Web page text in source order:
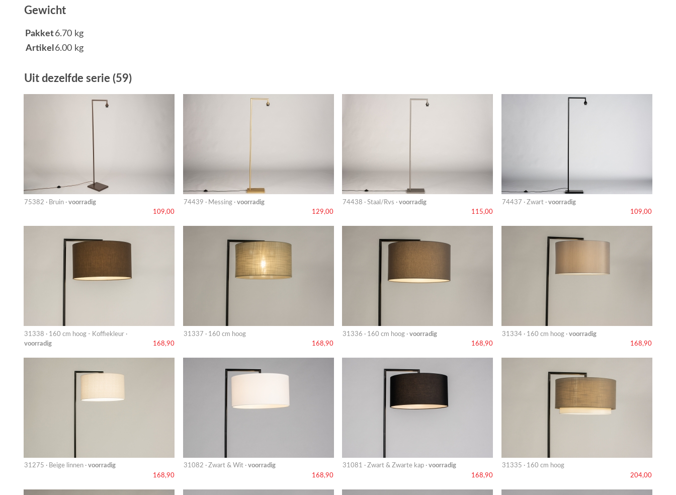
Gewicht
Pakket6.70 kg
Artikel 6.00 kg
Uit dezelfde serie (59)
75382 · Bruin · voorradig
109,00
74439 · Messing · voorradig
129,00
74438 · Staal/Rvs · voorradig
115,00
74437 · Zwart · voorradig
109,00
31338 · 160 cm hoog - Koffiekleur ·
voorradig
168,90
31337 · 160 cm hoog
168,90
31336 · 160 cm hoog · voorradig
168,90
31334 · 160 cm hoog · voorradig
168,90
31275 · Beige linnen · voorradig
168,90
31082 · Zwart & Wit · voorradig
168,90
31081 · Zwart & Zwarte kap · voorradig
168,90
31335 · 160 cm hoog
204,00